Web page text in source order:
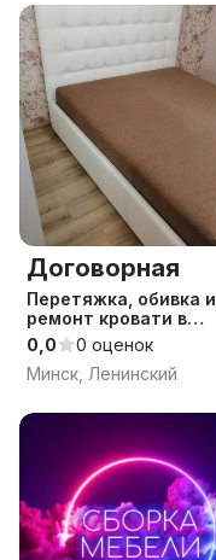
Договорная
Перетяжка, обивка и
ремонт кровати в
Минске.
0,0
0 оценок
Минск, Ленинский